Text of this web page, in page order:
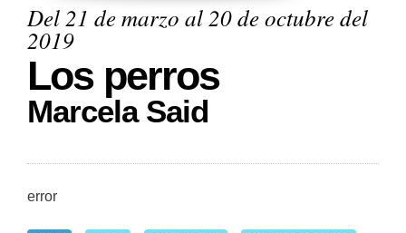
Del 21 de marzo al 20 de octubre del
2019
Los perros
Marcela Said
error